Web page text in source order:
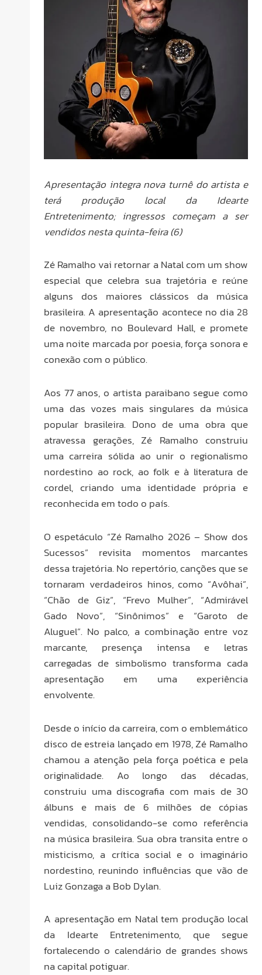
Apresentação integra nova turnê do artista e
terá produção local da Idearte
Entretenimento; ingressos começam a ser
vendidos nesta quinta-feira (6)
Zé Ramalho vai retornar a Natal com um show
especial que celebra sua trajetória e reúne
alguns dos maiores clássicos da música
brasileira. A apresentação acontece no dia 28
de novembro, no Boulevard Hall, e promete
uma noite marcada por poesia, força sonora e
conexão com o público.
Aos 77 anos, o artista paraibano segue como
uma das vozes mais singulares da música
popular brasileira. Dono de uma obra que
atravessa gerações, Zé Ramalho construiu
uma carreira sólida ao unir o regionalismo
nordestino ao rock, ao folk e à literatura de
cordel, criando uma identidade própria e
reconhecida em todo o país.
O espetáculo “Zé Ramalho 2026 – Show dos
Sucessos” revisita momentos marcantes
dessa trajetória. No repertório, canções que se
tornaram verdadeiros hinos, como “Avôhai”,
“Chão de Giz”, “Frevo Mulher”, “Admirável
Gado Novo”, “Sinônimos” e “Garoto de
Aluguel”. No palco, a combinação entre voz
marcante, presença intensa e letras
carregadas de simbolismo transforma cada
apresentação em uma experiência
envolvente.
Desde o início da carreira, com o emblemático
disco de estreia lançado em 1978, Zé Ramalho
chamou a atenção pela força poética e pela
originalidade. Ao longo das décadas,
construiu uma discografia com mais de 30
álbuns e mais de 6 milhões de cópias
vendidas, consolidando-se como referência
na música brasileira. Sua obra transita entre o
misticismo, a crítica social e o imaginário
nordestino, reunindo influências que vão de
Luiz Gonzaga a Bob Dylan.
A apresentação em Natal tem produção local
da Idearte Entretenimento, que segue
fortalecendo o calendário de grandes shows
na capital potiguar.